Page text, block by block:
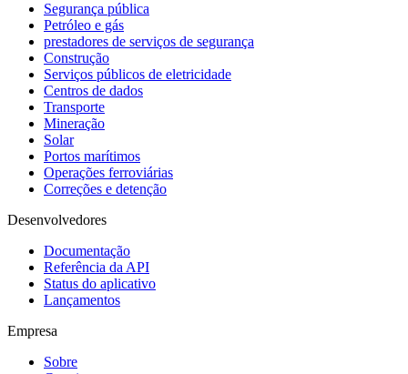
Segurança pública
Petróleo e gás
prestadores de serviços de segurança
Construção
Serviços públicos de eletricidade
Centros de dados
Transporte
Mineração
Solar
Portos marítimos
Operações ferroviárias
Correções e detenção
Desenvolvedores
Documentação
Referência da API
Status do aplicativo
Lançamentos
Empresa
Sobre